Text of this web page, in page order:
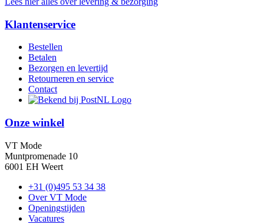
Klantenservice
Bestellen
Betalen
Bezorgen en levertijd
Retourneren en service
Contact
Onze winkel
VT Mode
Muntpromenade 10
6001 EH Weert
+31 (0)495 53 34 38
Over VT Mode
Openingstijden
Vacatures